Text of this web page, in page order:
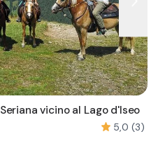
vicino al Lago d'Iseo
5,0 (3)